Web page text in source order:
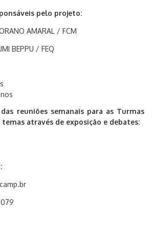
pelo projeto:
AMARAL / FCM
BEPPU / FEQ
reuniões semanais para as Turmas
através de exposição e debates: